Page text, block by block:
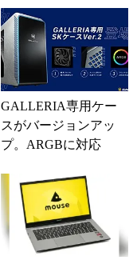
GALLERIA専用ケー
スがバージョンアッ
プ。ARGBに対応